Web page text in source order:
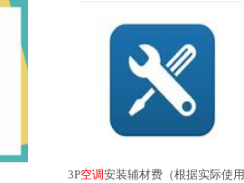
3P空调安装辅材费（根据实际使用